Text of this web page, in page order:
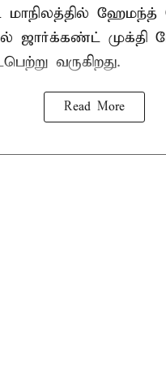
மாநிலத்தில்
ஜார்க்கண்ட் முக்தி
வருகிறது.
Read More